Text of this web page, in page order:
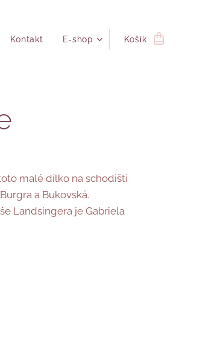
Kontakt E-shop Košík
malé dílko na schodišti
a Bukovská.
Landsingera je Gabriela